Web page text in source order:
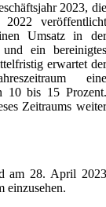
2023, die
veröffentlicht
Umsatz in der
ein bereinigtes
erwartet der
eine
10 bis 15 Prozent.
Zeitraums weiter
am 28. April 2023
einzusehen.